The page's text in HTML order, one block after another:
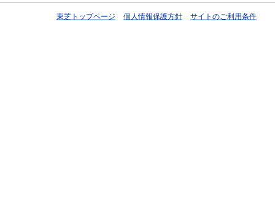
東芝トップページ 個人情報保護方針 サイトのご利用条件